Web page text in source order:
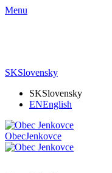
Menu
SKSlovensky
SKSlovensky
ENEnglish
ObecJenkovce